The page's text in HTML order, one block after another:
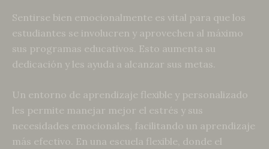
Sentirse bien emocionalmente es vital para que los
estudiantes se involucren y aprovechen al máximo
sus programas educativos. Esto aumenta su
dedicación y les ayuda a alcanzar sus metas.
Un entorno de aprendizaje flexible y personalizado
les permite manejar mejor el estrés y sus
necesidades emocionales, facilitando un aprendizaje
más efectivo. En una escuela flexible, donde el